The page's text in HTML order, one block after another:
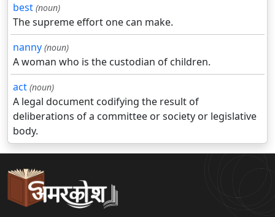
best (noun)
The supreme effort one can make.
nanny (noun)
A woman who is the custodian of children.
act (noun)
A legal document codifying the result of
deliberations of a committee or society or legislative
body.